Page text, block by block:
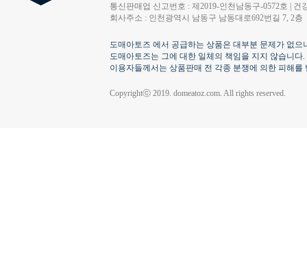
통신판매업 신고번호 : 제2019-인천남동구-0572호 | 건
회사주소 : 인천광역시 남동구 남동대로692번길 7, 2층
도매아토즈 에서 공급하는 상품은 대부분 문제가 없
도매아토즈는 그에 대한 일체의 책임을 지지 않습니다.
이용자들께서는 상품판매 전 각종 분쟁에 의한 피해
Copyrightⓒ 2019. domeatoz.com. All rights reserved.